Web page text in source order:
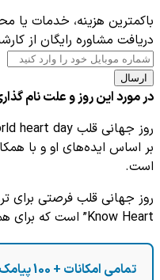
باکمترین هزینه، خدمات یا
دریافت مشاوره رایگان از
ارسال
در مورد این روز و علت نام
است.
Know Heart” است که برای همه مردم در سراسر جهان، یک یادآوری است تا از قلب‌شان مراقبت کنند.
تمامی امکانات + 100 پیامک رایگان